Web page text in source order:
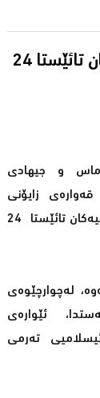
لەكۆی 28 تەرمی دیلە ئیسرائیلییەكان تائێستا 24
و جیهادی
زایۆنی
كردەوە، بەوەش لەكۆی 28 تەرمی دیلە ئیسرائیلییەكان تائێستا 24
لەچوارچێوەی
ئێوارەی
تەرمی